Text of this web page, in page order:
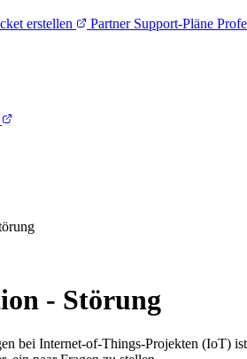
erstellen Partner Support-Pläne
- Störung
bei Internet-of-Things-Projekten (IoT)